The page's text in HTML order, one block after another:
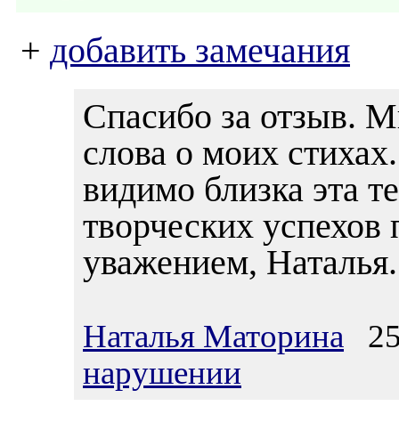
+ добавить замечания
Спасибо за отзыв.
слова о моих
видимо близка эта
творческих
уважением, Наталья.
Наталья Маторина
нарушении